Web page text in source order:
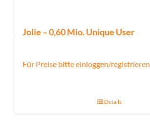
Jolie – 0,60 Mio. Unique User
Für Preise bitte einloggen/registrieren
Details